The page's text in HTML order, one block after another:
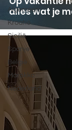
Algemeen
Kroatië
Sicilië
Spanje
België
Marokko
Nederland
alles wat je